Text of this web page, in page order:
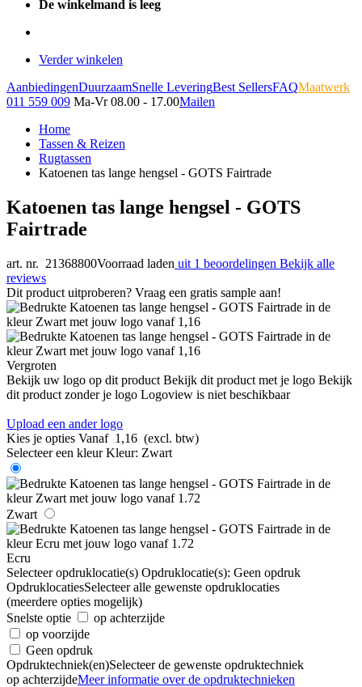
De winkelmand is leeg
Verder winkelen
AanbiedingenDuurzaamSnelle LeveringBest SellersFAQMaatwerk
011 559 009 Ma-Vr 08.00 - 17.00Mailen
Home
Tassen & Reizen
Rugtassen
Katoenen tas lange hengsel - GOTS Fairtrade
Katoenen tas lange hengsel - GOTS
Fairtrade
art. nr. 21368800Voorraad laden uit 1 beoordelingen Bekijk alle
reviews
Dit product uitproberen? Vraag een gratis sample aan!
Vergroten
Bekijk uw logo op dit product Bekijk dit product met je logo Bekijk
dit product zonder je logo Logoview is niet beschikbaar
Upload een ander logo
Kies je opties Vanaf 1,16 (excl. btw)
Selecteer een kleur Kleur: Zwart
Zwart
Ecru
Selecteer opdruklocatie(s) Opdruklocatie(s): Geen opdruk
OpdruklocatiesSelecteer alle gewenste opdruklocaties
(meerdere opties mogelijk)
Snelste optie
op achterzijde
op voorzijde
Geen opdruk
Opdruktechniek(en)Selecteer de gewenste opdruktechniek
op achterzijdeMeer informatie over de opdruktechnieken